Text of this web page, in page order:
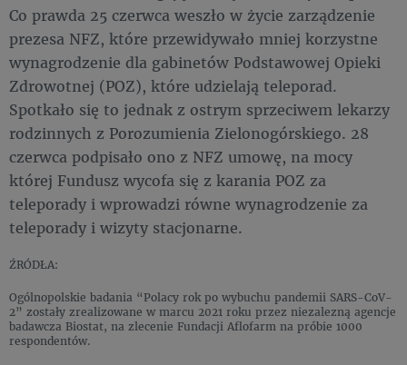
Co prawda 25 czerwca weszło w życie zarządzenie
prezesa NFZ, które przewidywało mniej korzystne
wynagrodzenie dla gabinetów Podstawowej Opieki
Zdrowotnej (POZ), które udzielają teleporad.
Spotkało się to jednak z ostrym sprzeciwem lekarzy
rodzinnych z Porozumienia Zielonogórskiego. 28
czerwca podpisało ono z NFZ umowę, na mocy
której Fundusz wycofa się z karania POZ za
teleporady i wprowadzi równe wynagrodzenie za
teleporady i wizyty stacjonarne.
ŹRÓDŁA:
Ogólnopolskie badania “Polacy rok po wybuchu pandemii SARS-CoV-
2” zostały zrealizowane w marcu 2021 roku przez niezalezną agencje
badawcza Biostat, na zlecenie Fundacji Aflofarm na próbie 1000
respondentów.